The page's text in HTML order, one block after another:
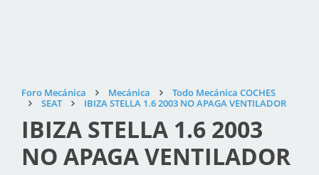
Foro Mecánica Mecánica
Todo Mecánica COCHES
SEAT
IBIZA STELLA 1.6 2003 NO APAGA VENTILADOR
IBIZA STELLA 1.6 2003
NO APAGA VENTILADOR